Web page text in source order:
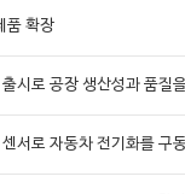
품 확장
시로 공장 생산성과 품질
서로 자동차 전기화를 구